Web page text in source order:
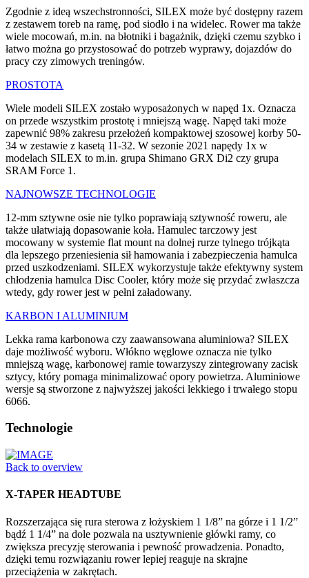
Zgodnie z ideą wszechstronności, SILEX może być dostępny razem
z zestawem toreb na ramę, pod siodło i na widelec. Rower ma także
wiele mocowań, m.in. na błotniki i bagażnik, dzięki czemu szybko i
łatwo można go przystosować do potrzeb wyprawy, dojazdów do
pracy czy zimowych treningów.
PROSTOTA
Wiele modeli SILEX zostało wyposażonych w napęd 1x. Oznacza
on przede wszystkim prostotę i mniejszą wagę. Napęd taki może
zapewnić 98% zakresu przełożeń kompaktowej szosowej korby 50-
34 w zestawie z kasetą 11-32. W sezonie 2021 napędy 1x w
modelach SILEX to m.in. grupa Shimano GRX Di2 czy grupa
SRAM Force 1.
NAJNOWSZE TECHNOLOGIE
12-mm sztywne osie nie tylko poprawiają sztywność roweru, ale
także ułatwiają dopasowanie koła. Hamulec tarczowy jest
mocowany w systemie flat mount na dolnej rurze tylnego trójkąta
dla lepszego przeniesienia sił hamowania i zabezpieczenia hamulca
przed uszkodzeniami. SILEX wykorzystuje także efektywny system
chłodzenia hamulca Disc Cooler, który może się przydać zwłaszcza
wtedy, gdy rower jest w pełni załadowany.
KARBON I ALUMINIUM
Lekka rama karbonowa czy zaawansowana aluminiowa? SILEX
daje możliwość wyboru. Włókno węglowe oznacza nie tylko
mniejszą wagę, karbonowej ramie towarzyszy zintegrowany zacisk
sztycy, który pomaga minimalizować opory powietrza. Aluminiowe
wersje są stworzone z najwyższej jakości lekkiego i trwałego stopu
6066.
Technologie
Back to overview
X-TAPER HEADTUBE
Rozszerzająca się rura sterowa z łożyskiem 1 1/8” na górze i 1 1/2”
bądź 1 1/4” na dole pozwala na usztywnienie główki ramy, co
zwiększa precyzję sterowania i pewność prowadzenia. Ponadto,
dzięki temu rozwiązaniu rower lepiej reaguje na skrajne
przeciążenia w zakrętach.